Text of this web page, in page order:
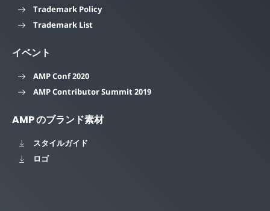
Trademark Policy
Trademark List
イベント
AMP Conf 2020
AMP Contributor Summit 2019
AMP のブランド素材
スタイルガイド
ロゴ